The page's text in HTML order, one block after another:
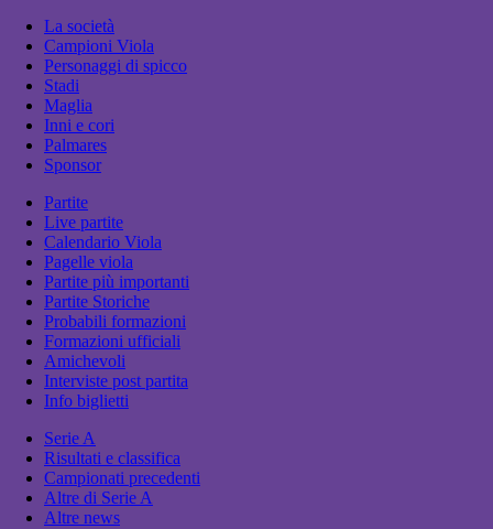
La società
Campioni Viola
Personaggi di spicco
Stadi
Maglia
Inni e cori
Palmares
Sponsor
Partite
Live partite
Calendario Viola
Pagelle viola
Partite più importanti
Partite Storiche
Probabili formazioni
Formazioni ufficiali
Amichevoli
Interviste post partita
Info biglietti
Serie A
Risultati e classifica
Campionati precedenti
Altre di Serie A
Altre news